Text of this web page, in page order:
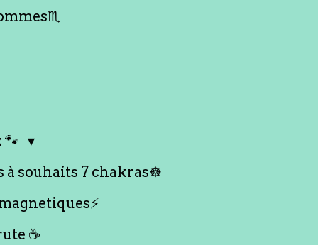
souhaits 7 chakras☸️
☕️